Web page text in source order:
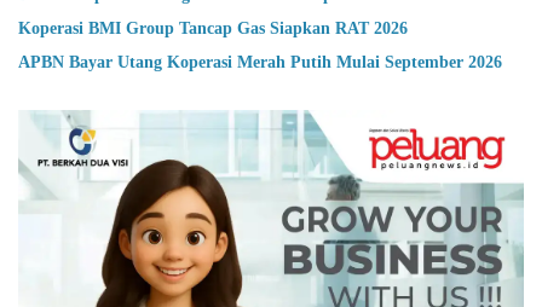
Koperasi BMI Group Tancap Gas Siapkan RAT 2026
APBN Bayar Utang Koperasi Merah Putih Mulai September 2026